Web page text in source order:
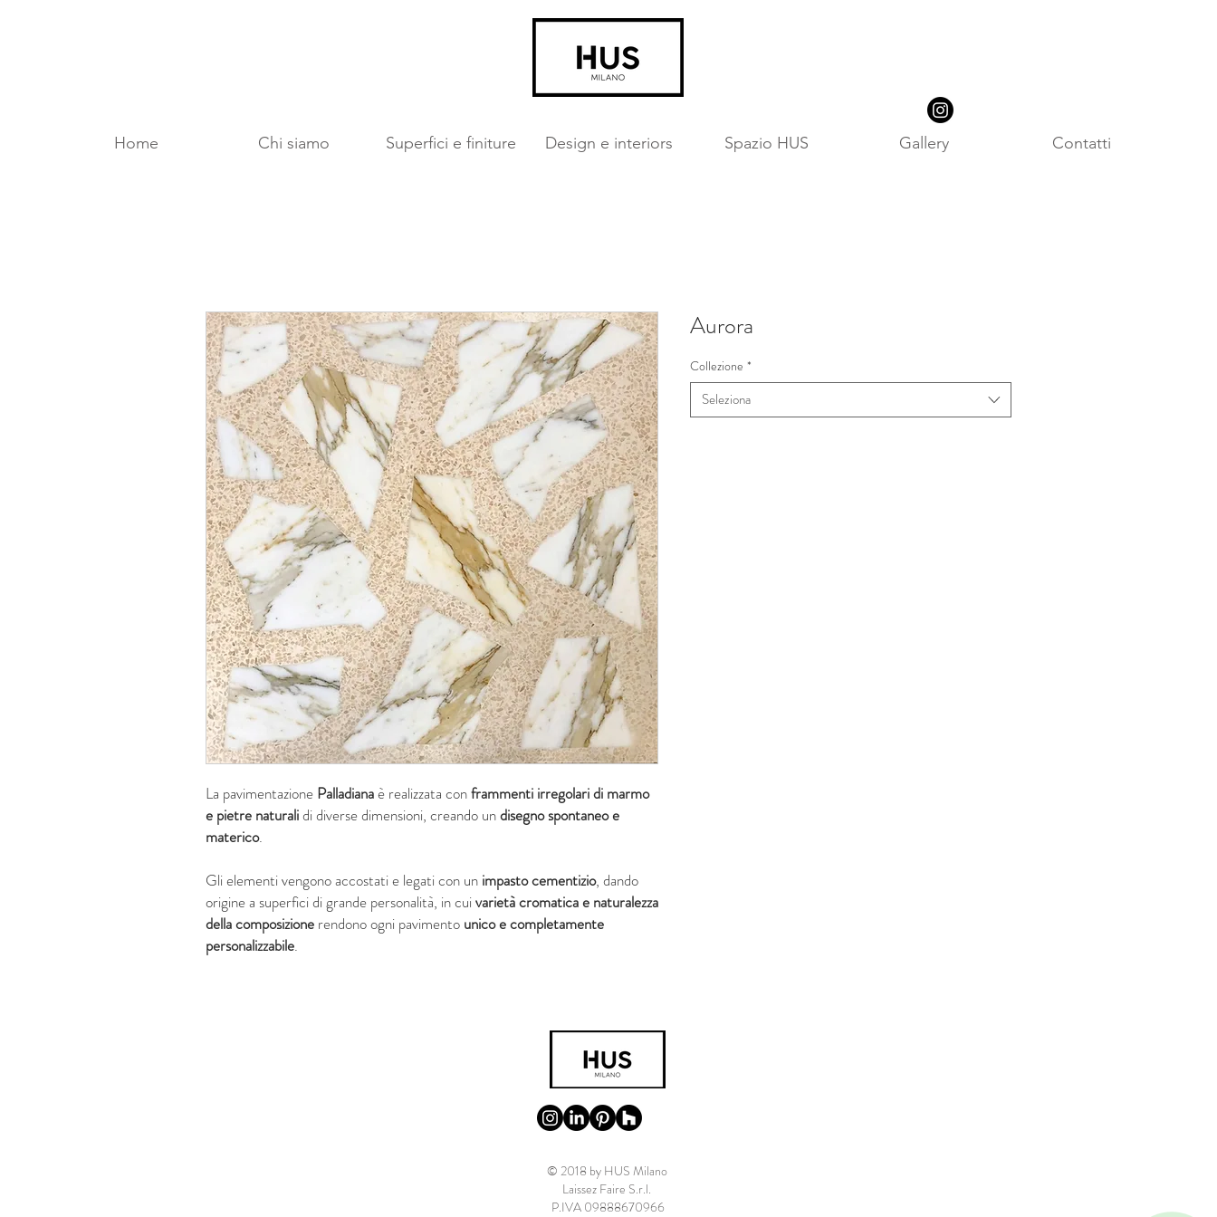
Home Chi siamo Superfici e finiture Design e interiors Spazio HUS Gallery Contatti
La pavimentazione Palladianaè realizzata conframmenti irregolari di marmo
e pietre naturalidi diverse dimensioni, creando undisegno spontaneo e
materico.
Gli elementi vengono accostati e legati con un impasto cementizio, dando
origine a superfici di grande personalità, in cuivarietà cromatica e naturalezza
della composizione rendono ogni pavimento unico e completamente
personalizzabile.
Aurora
Collezione *
Seleziona
© 2018 by HUS Milano
Laissez Faire S.r.l.
P.IVA 09888670966